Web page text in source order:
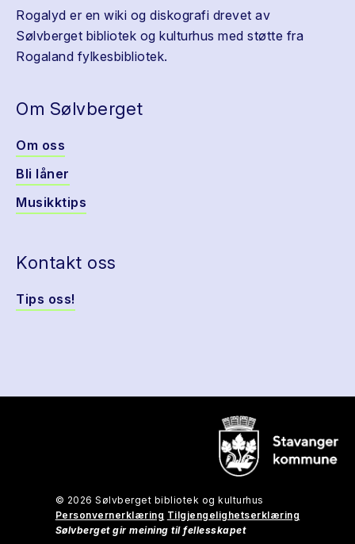
Rogalyd er en wiki og diskografi drevet av
Sølvberget bibliotek og kulturhus med støtte fra
Rogaland fylkesbibliotek.
Om Sølvberget
Om oss
Bli låner
Musikktips
Kontakt oss
Tips oss!
© 2026 Sølvberget bibliotek og kulturhus
Personvernerklæring Tilgjengelighetserklæring
Sølvberget gir meining til fellesskapet